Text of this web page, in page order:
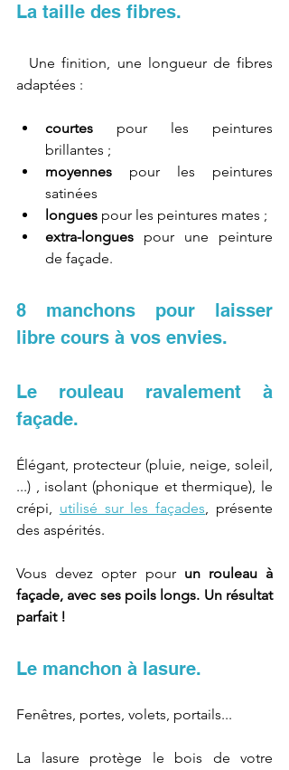
La taille des fibres.
adaptées :
courtes pour les peintures
brillantes ;
moyennes pour les peintures
satinées
longues pour les peintures mates ;
extra-longues pour une peinture
de façade.
8 manchons pour laisser
libre cours à vos envies.
Le rouleau ravalement à
façade.
Élégant, protecteur (pluie, neige, soleil,
...) , isolant (phonique et thermique), le
crépi, utilisé sur les façades, présente
des aspérités.
Vous devez opter pour un rouleau à
façade, avec ses poils longs. Un résultat
parfait !
Le manchon à lasure.
Fenêtres, portes, volets, portails...
La lasure protège le bois de votre